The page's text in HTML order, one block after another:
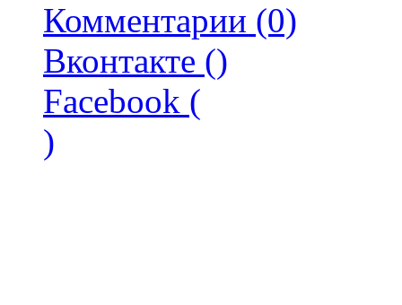
Комментарии (0)
Вконтакте ()
Facebook (
)